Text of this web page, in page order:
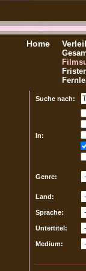
Home
Suche nach:
In:
Genre:
Land:
Sprache:
Untertitel:
Medium: